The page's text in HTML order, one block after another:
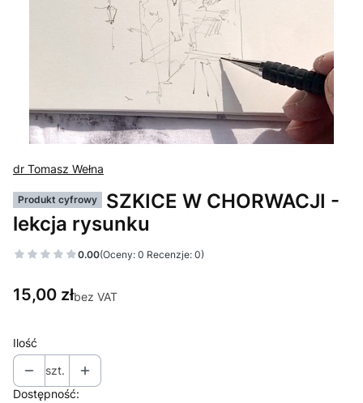
dr Tomasz Wełna
Produkt cyfrowy
SZKICE W CHORWACJI -
lekcja rysunku
0.00(Oceny: 0 Recenzje: 0)
Cena
15,00 złbez VAT
Ilość
szt.
Dostępność: